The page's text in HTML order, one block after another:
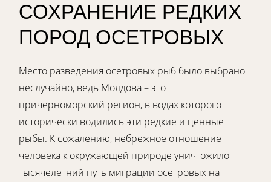
СОХРАНЕНИЕ РЕДКИХ
ПОРОД ОСЕТРОВЫХ
Место разведения осетровых рыб было выбрано
неслучайно, ведь Молдова – это
причерноморский регион, в водах которого
исторически водились эти редкие и ценные
рыбы. К сожалению, небрежное отношение
человека к окружающей природе уничтожило
тысячелетний путь миграции осетровых на